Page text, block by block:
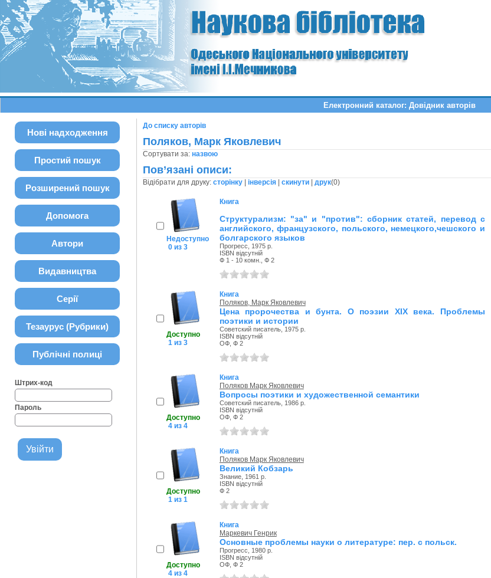
Електронний каталог: Довідник авторів
Нові надходження
Простий пошук
Розширений пошук
Допомога
Автори
Видавництва
Серії
Тезаурус (Рубрики)
Публічні полиці
Штрих-код
Пароль
До списку авторів
Поляков, Марк Яковлевич
Сортувати за: назвою
Пов’язані описи:
Відібрати для друку: сторінку| інверсія| скинути| друк(0)
Недоступно
0 из 3
Книга
Структурализм: "за" и "против": сборник статей, перевод с
английского, французского, польского, немецкого,чешского и
болгарского языков
Прогресс, 1975 р.
ISBN відсутній
Ф 1 - 10 комн., Ф 2
Доступно
1 из 3
Книга
Поляков, Марк Яковлевич
Цена пророчества и бунта. О поэзии ХІХ века. Проблемы
поэтики и истории
Советский писатель, 1975 р.
ISBN відсутній
ОФ, Ф 2
Доступно
4 из 4
Книга
Поляков Марк Яковлевич
Вопросы поэтики и художественной семантики
Советский писатель, 1986 р.
ISBN відсутній
ОФ, Ф 2
Доступно
1 из 1
Книга
Поляков Марк Яковлевич
Великий Кобзарь
Знание, 1961 р.
ISBN відсутній
Ф 2
Доступно
4 из 4
Книга
Маркевич Генрик
Основные проблемы науки о литературе: пер. с польск.
Прогресс, 1980 р.
ISBN відсутній
ОФ, Ф 2